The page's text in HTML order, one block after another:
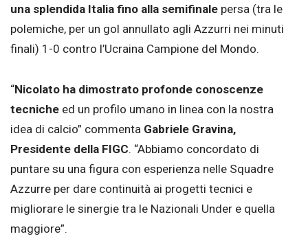
una splendida Italia fino alla semifinale persa (tra le
polemiche, per un gol annullato agli Azzurri nei minuti
finali) 1-0 contro l’Ucraina Campione del Mondo.
“Nicolato ha dimostrato profonde conoscenze
tecniche ed un profilo umano in linea con la nostra
idea di calcio” commenta Gabriele Gravina,
Presidente della FIGC. “Abbiamo concordato di
puntare su una figura con esperienza nelle Squadre
Azzurre per dare continuità ai progetti tecnici e
migliorare le sinergie tra le Nazionali Under e quella
maggiore”.